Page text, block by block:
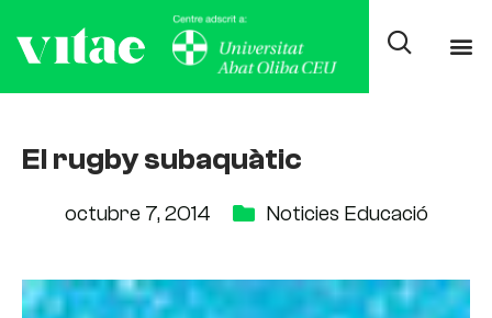
El rugby subaquàtic
octubre 7, 2014 Noticies Educació